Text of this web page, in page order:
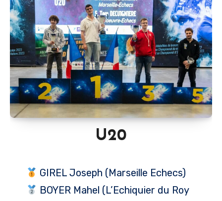
U20
GIREL Joseph (Marseille Echecs)
BOYER Mahel (L’Echiquier du Roy